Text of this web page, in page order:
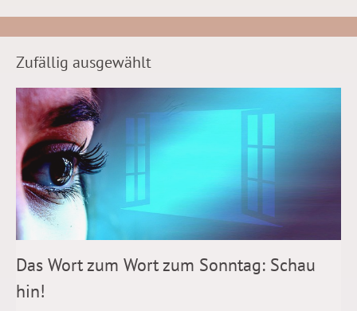
Zufällig ausgewählt
Das Wort zum Wort zum Sonntag: Schau
hin!